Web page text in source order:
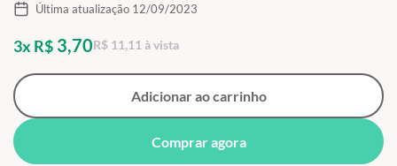
Última atualização 12/09/2023
3x R$ 3,70R$ 11,11 à vista
Adicionar ao carrinho
Comprar agora